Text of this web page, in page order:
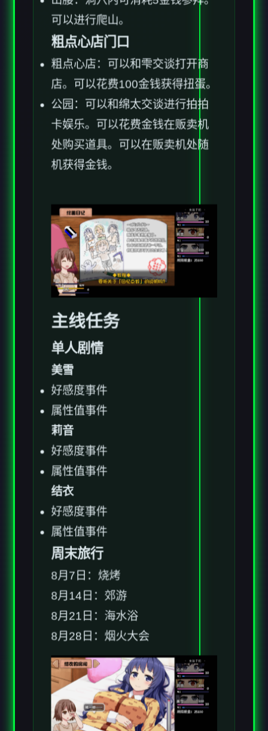
山腰：洞穴内可消耗5金钱参拜。
可以进行爬山。
粗点心店门口
粗点心店：可以和雫交谈打开商
店。可以花费100金钱获得扭蛋。
公园：可以和绵太交谈进行拍拍
卡娱乐。可以花费金钱在贩卖机
处购买道具。可以在贩卖机处随
主线任务
单人剧情
美雪
好感度事件
属性值事件
莉音
好感度事件
属性值事件
结衣
好感度事件
属性值事件
周末旅行
8月7日：烧烤
8月14日：郊游
8月21日：海水浴
8月28日：烟火大会